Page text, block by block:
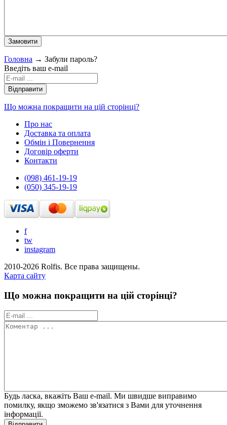
Головна → Забули пароль?
Введіть ваш e-mail
Що можна покращити на цій сторінці?
Про нас
Доставка та оплата
Обмін і Повернення
Договір оферти
Контакти
(098) 461-19-19
(050) 345-19-19
f
tw
instagram
2010-2026 Rolfis. Все права защищены.
Карта сайту
Що можна покращити на цій сторінці?
Будь ласка, вкажіть Ваш e-mail. Ми швидше виправимо
помилку, якщо зможемо зв'язатися з Вами для уточнення
інформації.